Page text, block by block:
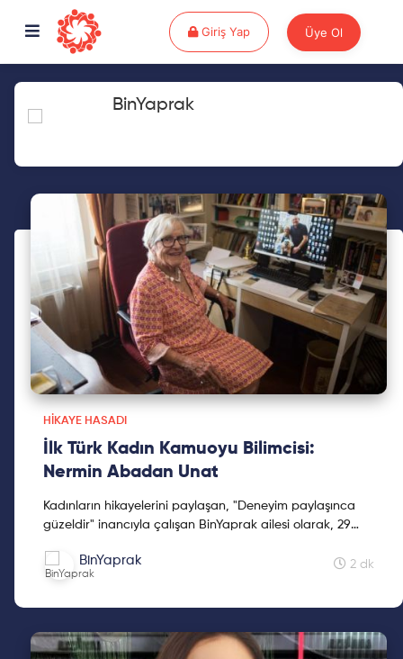
Giriş YapGiriş Yap Üye Ol
BinYaprak
HIKAYE HASADI
İlk Türk Kadın Kamuoyu Bilimcisi:
Nermin Abadan Unat
Kadınların hikayelerini paylaşan, "Deneyim paylaşınca
güzeldir" inancıyla çalışan BinYaprak ailesi olarak, 29
Cumhuriyetimizin 2. yüzyılına kadınların hikayelerini
hediye etmek için çıktığımız Hikaye Hasadına, ilklerin
BinYaprak 2 dk